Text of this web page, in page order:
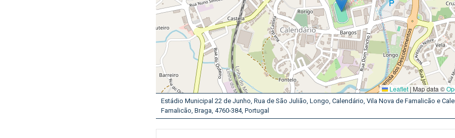
Leaflet | Map data ©
Estádio Municipal 22 de Junho, Rua de São Julião, Longo, Calendário, Vila Nova de Famalicão e
Famalicão, Braga, 4760-384, Portugal